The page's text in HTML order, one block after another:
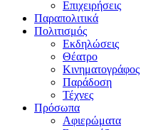
Επιχειρήσεις
Παραπολιτικά
Πολιτισμός
Εκδηλώσεις
Θέατρο
Κινηματογράφος
Παράδοση
Τέχνες
Πρόσωπα
Αφιερώματα